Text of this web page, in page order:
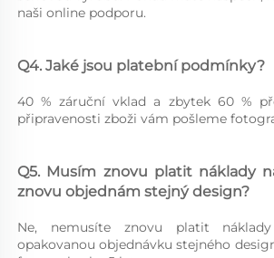
naši online podporu.
Q4. Jaké jsou platební podmínky?
40 % záruční vklad a zbytek 60 %
připravenosti zboži vám pošleme
Q5. Musím znovu platit náklady
znovu objednám stejný design?
Ne, nemusíte znovu platit
opakovanou objednávku stejného